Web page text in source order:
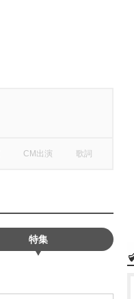
CM出演 歌詞
特集